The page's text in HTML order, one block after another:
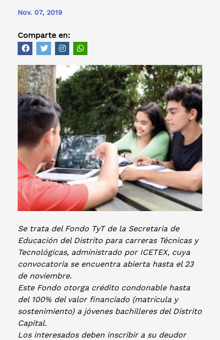
Nov. 07, 2019
Comparte en:
Se trata del Fondo TyT de la Secretaria de
Educación del Distrito para carreras Técnicas y
Tecnológicas, administrado por ICETEX, cuya
convocatoria se encuentra abierta hasta el 23
de noviembre.
Este Fondo otorga crédito condonable hasta
del 100% del valor financiado (matrícula y
sostenimiento) a jóvenes bachilleres del Distrito
Capital.
Los interesados deben inscribir a su deudor